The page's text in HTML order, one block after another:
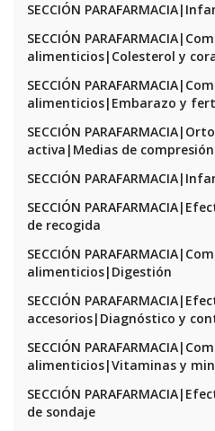
SECCIÓN
SECCIÓN
alimenticios|Colesterol y
SECCIÓN
alimenticios|Embarazo y
SECCIÓN
activa|Medias de compresión
SECCIÓN
SECCIÓN
de recogida
SECCIÓN
alimenticios|Digestión
SECCIÓN
accesorios|Diagnóstico y
SECCIÓN
alimenticios|Vitaminas y
SECCIÓN
de sondaje